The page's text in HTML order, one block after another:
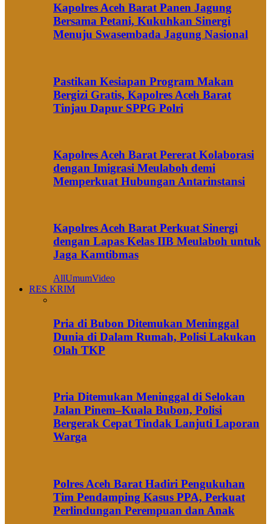
Kapolres Aceh Barat Panen Jagung
Bersama Petani, Kukuhkan Sinergi
Menuju Swasembada Jagung Nasional
Pastikan Kesiapan Program Makan
Bergizi Gratis, Kapolres Aceh Barat
Tinjau Dapur SPPG Polri
Kapolres Aceh Barat Pererat Kolaborasi
dengan Imigrasi Meulaboh demi
Memperkuat Hubungan Antarinstansi
Kapolres Aceh Barat Perkuat Sinergi
dengan Lapas Kelas IIB Meulaboh untuk
Jaga Kamtibmas
AllUmumVideo
RES KRIM
Pria di Bubon Ditemukan Meninggal
Dunia di Dalam Rumah, Polisi Lakukan
Olah TKP
Pria Ditemukan Meninggal di Selokan
Jalan Pinem–Kuala Bubon, Polisi
Bergerak Cepat Tindak Lanjuti Laporan
Warga
Polres Aceh Barat Hadiri Pengukuhan
Tim Pendamping Kasus PPA, Perkuat
Perlindungan Perempuan dan Anak